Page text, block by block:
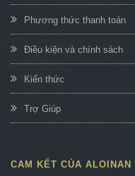
Phương thức thanh toán
Điều kiện và chính sách
Kiến thức
Trợ Giúp
CAM KẾT CỦA ALOINAN